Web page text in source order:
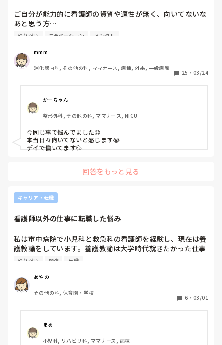
ご自分が能力的に看護師の資質や適性が無く、向いてないな
あと思う方…
どんな心持ちで勤務されてますか？
やりがい モチベーション メンタル
mmm
消化器内科, その他の科, ママナース, 病棟, 外来, 一般病院
25 ・ 03/24
かーちゃん
整形外科, その他の科, ママナース, NICU
今同じ事で悩んでました😞
本当日々向いてないと感じます😭
デイで働いてます💦
回答をもっと見る
キャリア・転職
看護師以外の仕事に転職した悩み
私は市中病院で小児科と救急科の看護師を経験し、現在は養
護教諭をしています。養護教諭は大学時代就きたかった仕事
なので就けて嬉しかったし、夜勤がなくなり規則正しい生活
師より低く感じてしまい、また看護師ラダーもないので技術
能力が向上出来てるのか不安な気持ちがあります。通信制大
学に通い、教育心理を学んではいますが客観的に評価を受け
看護師以外の仕事に転職された元看護師のみなさんは、看護
師時代と比べて今の仕事はどうですか？また技術能力の向上
に努めていることがあれば教えて下さい。
やりがい 勉強 転職
あやの
その他の科, 保育園・学校
6 ・ 03/01
まる
小児科, リハビリ科, ママナース, 病棟